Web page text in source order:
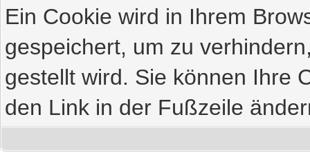
Ein Cookie wird in Ihrem
gespeichert, um zu
gestellt wird. Sie können Ihre
den Link in der Fußzeile